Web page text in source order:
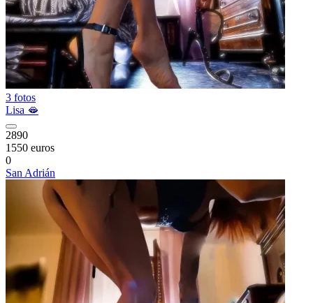
3 fotos
Lisa 🫦
2890
1550 euros
0
San Adrián